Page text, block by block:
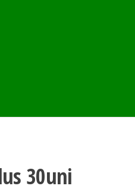
30uni